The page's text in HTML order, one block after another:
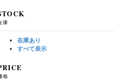
庫
在庫あり
すべて表示
格